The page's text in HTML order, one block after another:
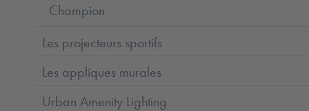
Champion
Les projecteurs sportifs
Les appliques murales
Urban Amenity Lighting